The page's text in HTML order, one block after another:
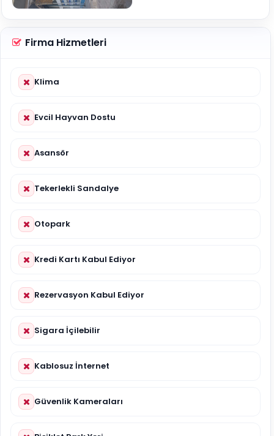
Firma Hizmetleri
Klima
Evcil Hayvan Dostu
Asansör
Tekerlekli Sandalye
Otopark
Kredi Kartı Kabul Ediyor
Rezervasyon Kabul Ediyor
Sigara İçilebilir
Kablosuz İnternet
Güvenlik Kameraları